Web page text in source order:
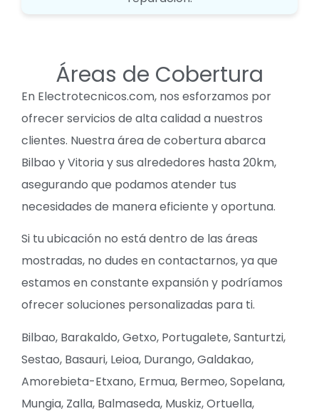
Áreas de Cobertura
En Electrotecnicos.com, nos esforzamos por
ofrecer servicios de alta calidad a nuestros
clientes. Nuestra área de cobertura abarca
Bilbao y Vitoria y sus alrededores hasta 20km,
asegurando que podamos atender tus
necesidades de manera eficiente y oportuna.
Si tu ubicación no está dentro de las áreas
mostradas, no dudes en contactarnos, ya que
estamos en constante expansión y podríamos
ofrecer soluciones personalizadas para ti.
Bilbao, Barakaldo, Getxo, Portugalete, Santurtzi,
Sestao, Basauri, Leioa, Durango, Galdakao,
Amorebieta-Etxano, Ermua, Bermeo, Sopelana,
Mungia, Zalla, Balmaseda, Muskiz, Ortuella,